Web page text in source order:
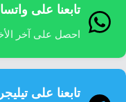
تابعنا على
احصل على آخر
تابعنا على